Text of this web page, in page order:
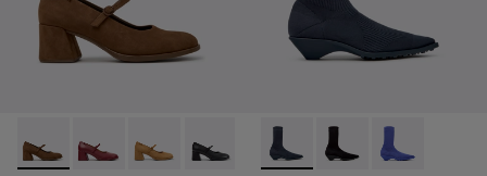
Kora - K201799-008 - Bailarinas de nobuck marrón para
Kora - K201799-009
Kora - K201799-007
Kora - K201799-001 - Bailarinas de
Camper x ISSEY MIYAKE -
Camper x ISSEY
Camper x